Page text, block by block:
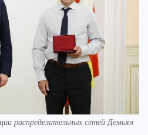
распределительных сетей Демьян